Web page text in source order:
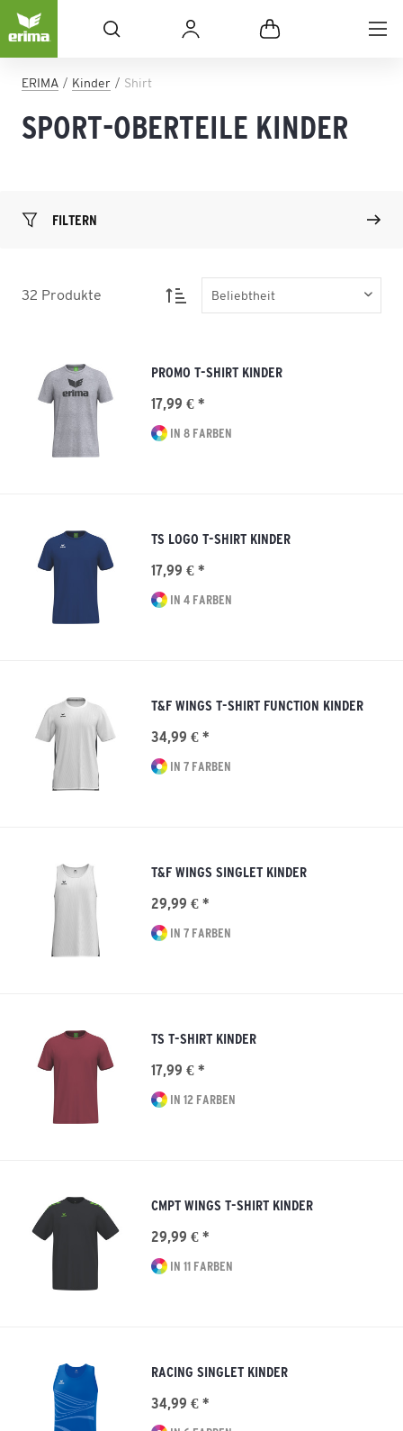
ERIMA Kinder Shirt
SPORT-OBERTEILE KINDER
FILTERN
32 Produkte
PROMO T-SHIRT KINDER
17,99 € *
IN 8 FARBEN
TS LOGO T-SHIRT KINDER
17,99 € *
IN 4 FARBEN
T&F WINGS T-SHIRT FUNCTION KINDER
34,99 € *
IN 7 FARBEN
T&F WINGS SINGLET KINDER
29,99 € *
IN 7 FARBEN
TS T-SHIRT KINDER
17,99 € *
IN 12 FARBEN
CMPT WINGS T-SHIRT KINDER
29,99 € *
IN 11 FARBEN
RACING SINGLET KINDER
34,99 € *